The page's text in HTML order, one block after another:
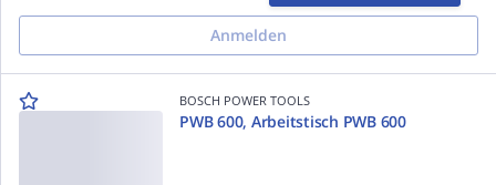
Anmelden
BOSCH POWER TOOLS
PWB 600, Arbeitstisch PWB 600